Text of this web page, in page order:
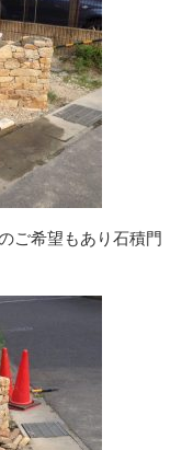
ご希望もあり石積門